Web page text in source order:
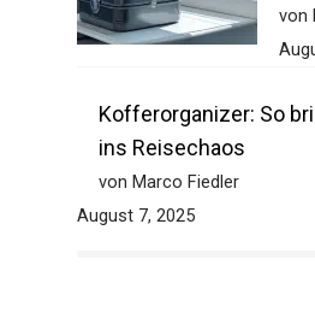
von
Kofferorganizer: So
ins Reisechaos
von Marco Fiedler
August 7, 2025